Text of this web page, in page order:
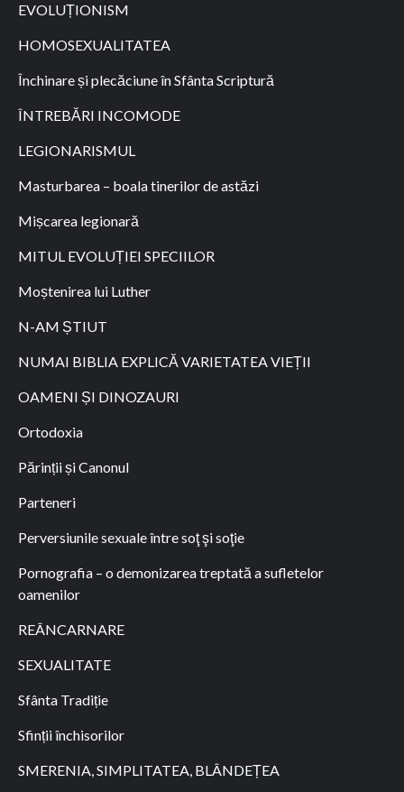
EVOLUȚIONISM
HOMOSEXUALITATEA
Închinare și plecăciune în Sfânta Scriptură
ÎNTREBĂRI INCOMODE
LEGIONARISMUL
Masturbarea – boala tinerilor de astăzi
Mișcarea legionară
MITUL EVOLUȚIEI SPECIILOR
Moștenirea lui Luther
N-AM ȘTIUT
NUMAI BIBLIA EXPLICĂ VARIETATEA VIEȚII
OAMENI ȘI DINOZAURI
Ortodoxia
Părinții și Canonul
Parteneri
Perversiunile sexuale între soţ şi soţie
Pornografia – o demonizarea treptată a sufletelor
oamenilor
REÂNCARNARE
SEXUALITATE
Sfânta Tradiție
Sfinții închisorilor
SMERENIA, SIMPLITATEA, BLÂNDEȚEA